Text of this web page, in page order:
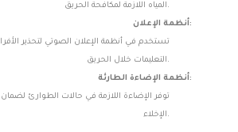
المياه اللازمة لمكافحة الحريق.
أنظمة الإعلان:
تستخدم في أنظمة الإعلان الصوتي لتحذير
التعليمات خلال الحريق.
أنظمة الإضاءة الطارئة:
توفر الإضاءة اللازمة في حالات الطوارئ لضمان
الإخلاء.